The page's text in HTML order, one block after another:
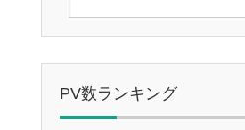
PV数ランキング